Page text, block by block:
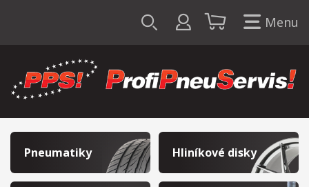
Menu
Pneumatiky Hliníkové disky